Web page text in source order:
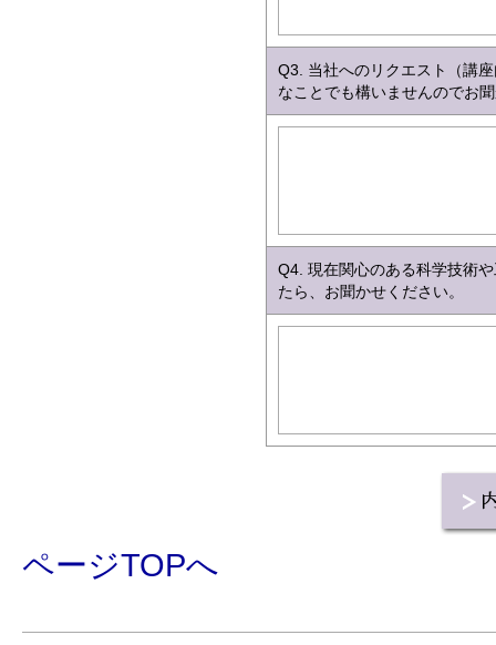
Q3. 当社へのリクエスト（講
なことでも構いませんのでお
Q4. 現在関心のある科学技術
たら、お聞かせください。
ページTOPへ